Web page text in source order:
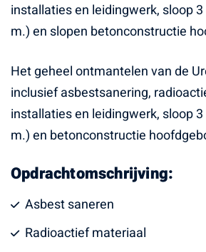
installaties en leidingwerk, sloop
m.) en slopen betonconstructie
Het geheel ontmantelen van de
inclusief asbestsanering,
installaties en leidingwerk, sloop
m.) en betonconstructie
Opdrachtomschrijving:
Asbest saneren
Radioactief materiaal